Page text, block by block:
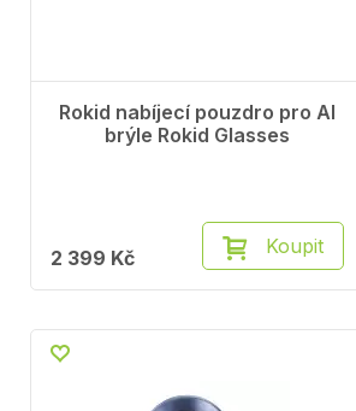
Rokid nabíjecí pouzdro pro AI
brýle Rokid Glasses
2 399 Kč Koupit